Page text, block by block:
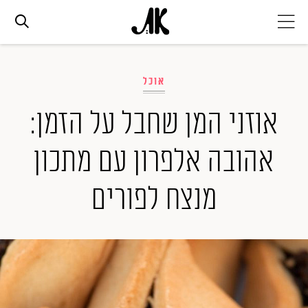
אופנה
ביוטי
סלבס
ערוצים נוספים
המגזין
אוכל
אוזני המן שחבל על הזמן:
אהובה אלפרון עם מתכון
מנצח לפורים